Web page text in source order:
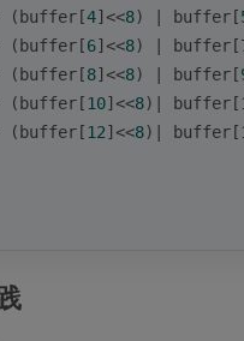
(buffer[
4]<<8) | buffer[
(buffer[
6]<<8) | buffer[
(buffer[
8]<<8) | buffer[
(buffer[
10]<<8)| buffer[
(buffer[
12]<<8)| buffer[